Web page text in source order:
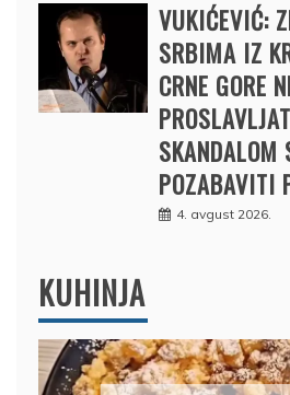
VUKIĆEVIĆ:
SRBIMA IZ
CRNE GORE
SKANDALOM
POZABAVITI
4. avgust 2026.
KUHINJA